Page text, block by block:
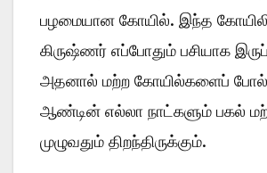
பழமையான கோயில். இந்த
கிருஷ்ணர் எப்போதும் பசியாக
அதனால் மற்ற கோயில்களைப்
ஆண்டின் எல்லா நாட்களும் பகல்
முழுவதும் திறந்திருக்கும்.